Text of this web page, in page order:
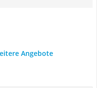
Angebote